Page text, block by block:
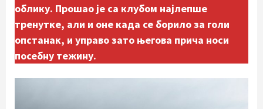
облику. Прошао је са клубом најлепше
тренутке, али и оне када се борило за голи
опстанак, и управо зато његова прича носи
посебну тежину.